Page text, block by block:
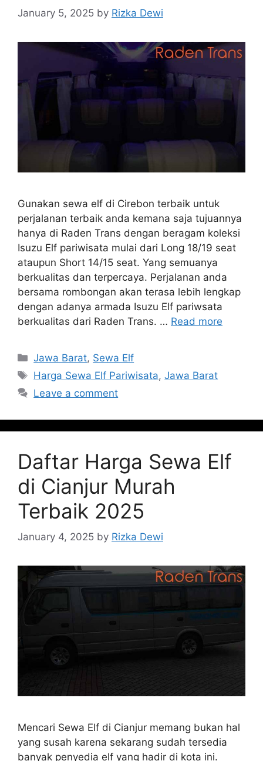
January 5, 2025 by Rizka Dewi
Gunakan sewa elf di Cirebon terbaik untuk
perjalanan terbaik anda kemana saja tujuannya
hanya di Raden Trans dengan beragam koleksi
Isuzu Elf pariwisata mulai dari Long 18/19 seat
ataupun Short 14/15 seat. Yang semuanya
berkualitas dan terpercaya. Perjalanan anda
bersama rombongan akan terasa lebih lengkap
dengan adanya armada Isuzu Elf pariwsata
berkualitas dari Raden Trans. … Read more
Categories
Jawa Barat, Sewa Elf
Tags
Harga Sewa Elf Pariwisata,Jawa Barat
Leave a comment
Daftar Harga Sewa Elf
di Cianjur Murah
Terbaik 2025
January 4, 2025 by Rizka Dewi
Mencari Sewa Elf di Cianjur memang bukan hal
yang susah karena sekarang sudah tersedia
banyak penyedia elf yang hadir di kota ini.